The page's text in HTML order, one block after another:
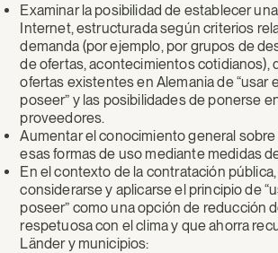
Examinar la posibilidad de establecer
Internet, estructurada según criterios
demanda (por ejemplo, por grupos de
de ofertas, acontecimientos cotidianos),
ofertas existentes en Alemania de “usar
poseer” y las posibilidades de ponerse
proveedores.
Aumentar el conocimiento general
esas formas de uso mediante medidas
En el contexto de la contratación
considerarse y aplicarse el principio de
poseer” como una opción de reducción
respetuosa con el clima y que ahorra
Länder y municipios: